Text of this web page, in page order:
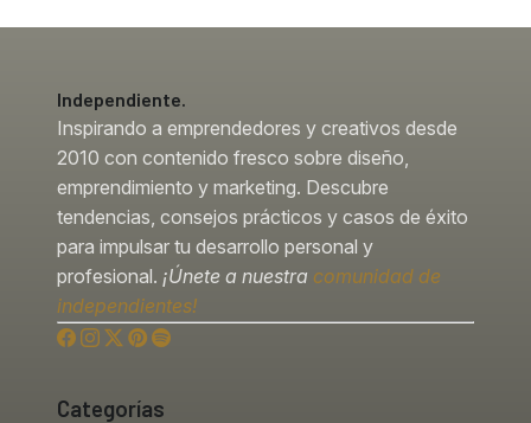
Independiente.
Inspirando a emprendedores y creativos desde
2010 con contenido fresco sobre diseño,
emprendimiento y marketing. Descubre
tendencias, consejos prácticos y casos de éxito
para impulsar tu desarrollo personal y
profesional. ¡Únete a nuestra comunidad de
independientes!
Categorías